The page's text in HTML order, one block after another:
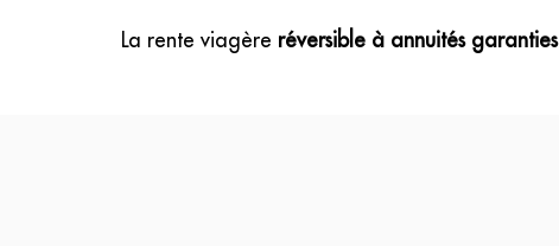
La rente viagère réversible à annuités garanties